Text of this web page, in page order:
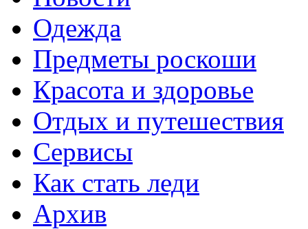
Одежда
Предметы роскоши
Красота и здоровье
Отдых и путешествия
Сервисы
Как стать леди
Архив